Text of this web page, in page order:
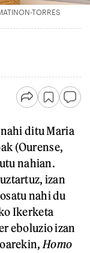
TORRES
ditu Maria
(Ourense,
nahian.
izan
nahi du
Ikerketa
eboluzio izan
Homo